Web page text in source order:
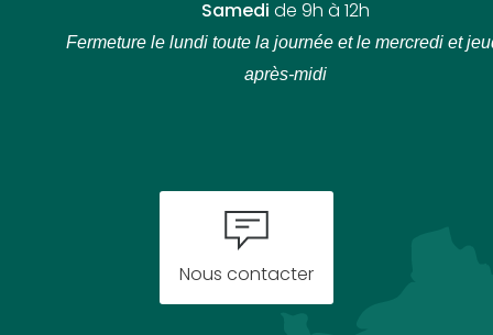
Samedi de 9h à 12h
Fermeture le lundi toute la journée et le mercredi et
après-midi
Nous contacter